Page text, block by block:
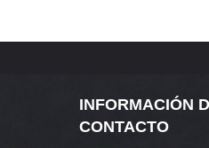
INFORMACIÓN
CONTACTO